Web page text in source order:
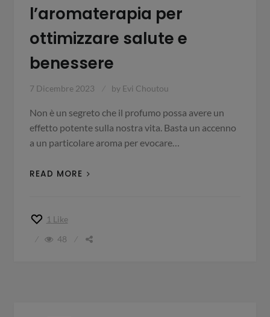
l’aromaterapia per
ottimizzare salute e
benessere
7 Dicembre 2023 by Evi Choutou
Non è un segreto che il profumo possa avere un
effetto potente sulla nostra vita. Basta un accenno
a un particolare aroma per evocare…
READ MORE
1 Like
48